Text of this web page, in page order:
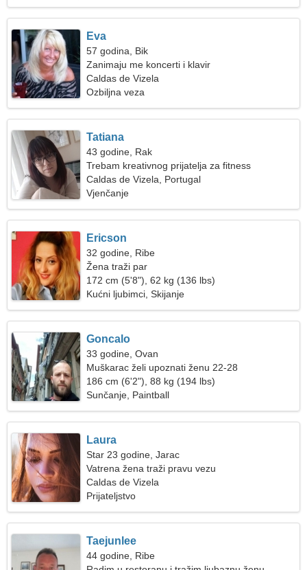
Eva
57 godina, Bik
Zanimaju me koncerti i klavir
Caldas de Vizela
Ozbiljna veza
Tatiana
43 godine, Rak
Trebam kreativnog prijatelja za fitness
Caldas de Vizela, Portugal
Vjenčanje
Ericson
32 godine, Ribe
Žena traži par
172 cm (5'8"), 62 kg (136 lbs)
Kućni ljubimci, Skijanje
Goncalo
33 godine, Ovan
Muškarac želi upoznati ženu 22-28
186 cm (6'2"), 88 kg (194 lbs)
Sunčanje, Paintball
Laura
Star 23 godine, Jarac
Vatrena žena traži pravu vezu
Caldas de Vizela
Prijateljstvo
Taejunlee
44 godine, Ribe